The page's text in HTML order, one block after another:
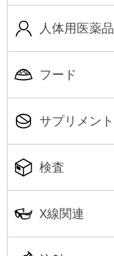
人体用医薬品
フード
サプリメント
検査
X線関連